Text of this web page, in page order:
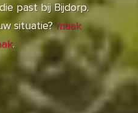
past bij Bijdorp.
situatie?maak
.